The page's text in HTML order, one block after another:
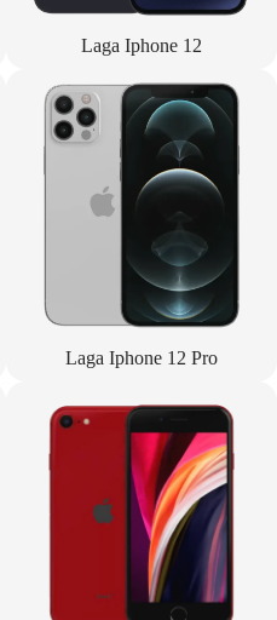
Laga Iphone 12
Laga Iphone 12 Pro